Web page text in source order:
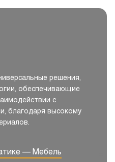
решения,
обеспечивающие
с
благодаря высокому
— Мебель